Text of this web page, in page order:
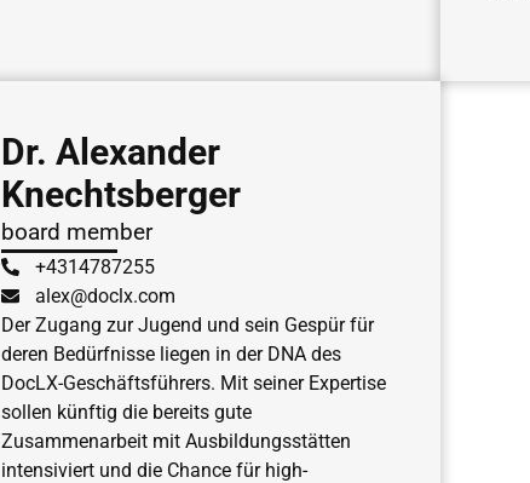
Dr. Alexander
Knechtsberger
board member
+4314787255
alex@doclx.com
Der Zugang zur Jugend und sein Gespür für
deren Bedürfnisse liegen in der DNA des
DocLX-Geschäftsführers. Mit seiner Expertise
sollen künftig die bereits gute
Zusammenarbeit mit Ausbildungsstätten
intensiviert und die Chance für high-